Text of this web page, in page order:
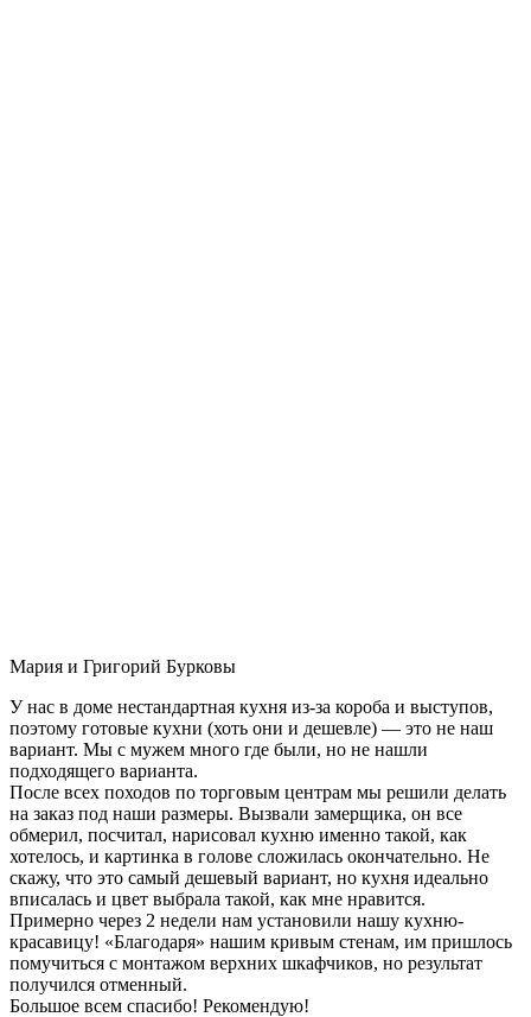
Мария и Григорий Бурковы
У нас в доме нестандартная кухня из-за короба и выступов,
поэтому готовые кухни (хоть они и дешевле) — это не наш
вариант. Мы с мужем много где были, но не нашли
подходящего варианта.
После всех походов по торговым центрам мы решили делать
на заказ под наши размеры. Вызвали замерщика, он все
обмерил, посчитал, нарисовал кухню именно такой, как
хотелось, и картинка в голове сложилась окончательно. Не
скажу, что это самый дешевый вариант, но кухня идеально
вписалась и цвет выбрала такой, как мне нравится.
Примерно через 2 недели нам установили нашу кухню-
красавицу! «Благодаря» нашим кривым стенам, им пришлось
помучиться с монтажом верхних шкафчиков, но результат
получился отменный.
Большое всем спасибо! Рекомендую!